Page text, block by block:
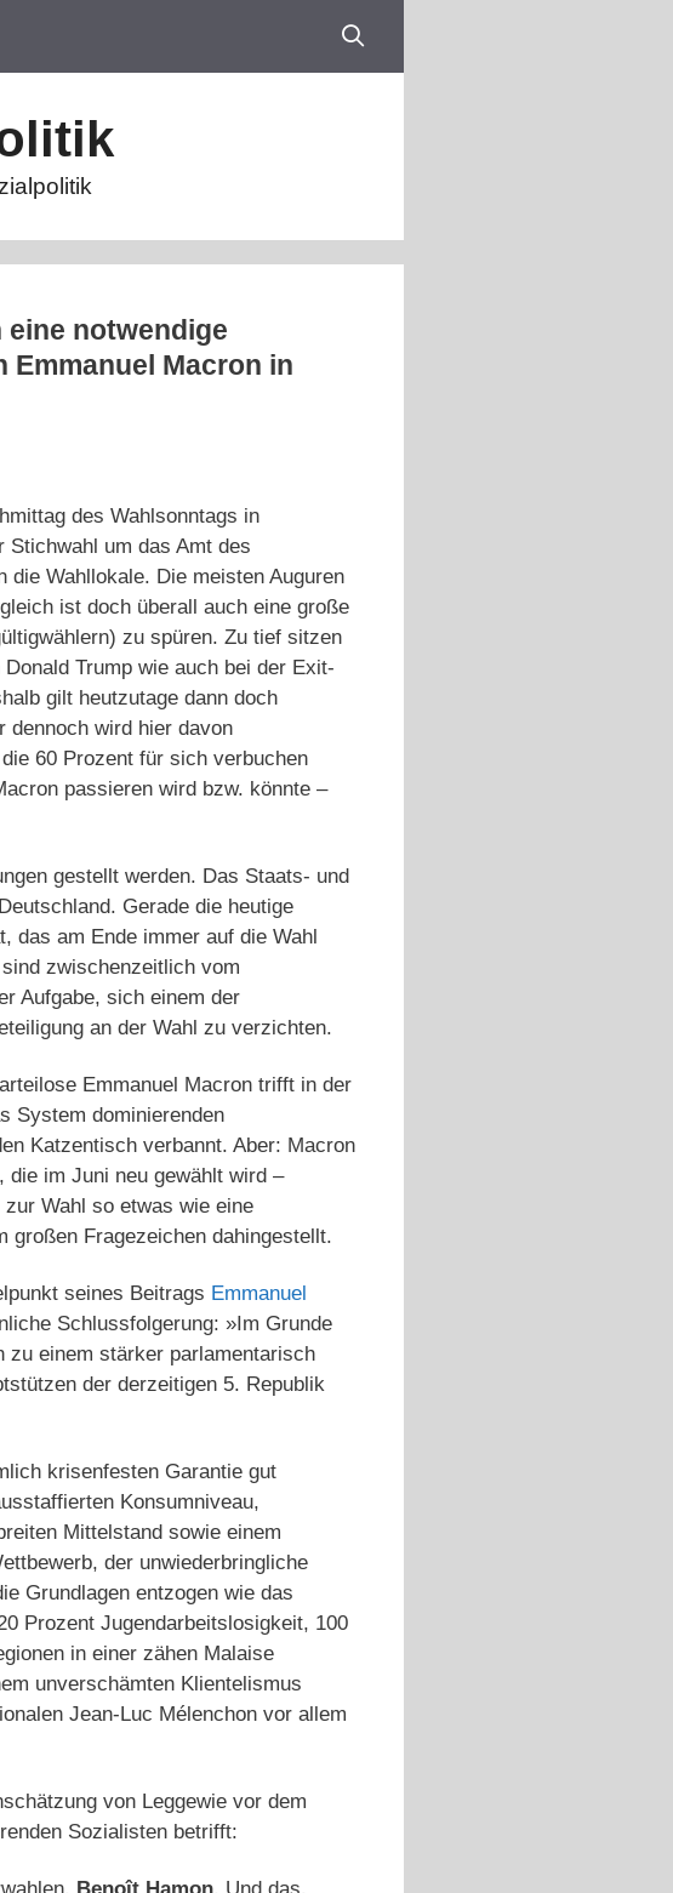
eine notwendige
Emmanuel Macron in
des Wahlsonntags in
Stichwahl um das Amt des
Wahllokale. Die meisten Auguren
ist doch überall auch eine große
zu spüren. Zu tief sitzen
Trump wie auch bei der Exit-
gilt heutzutage dann doch
dennoch wird hier davon
60 Prozent für sich verbuchen
passieren wird bzw. könnte –
gestellt werden. Das Staats- und
Gerade die heutige
das am Ende immer auf die Wahl
zwischenzeitlich vom
Aufgabe, sich einem der
an der Wahl zu verzichten.
Emmanuel Macron trifft in der
System dominierenden
Katzentisch verbannt. Aber: Macron
im Juni neu gewählt wird –
Wahl so etwas wie eine
großen Fragezeichen dahingestellt.
seines Beitrags Emmanuel
Schlussfolgerung: »Im Grunde
zu einem stärker parlamentarisch
der derzeitigen 5. Republik
krisenfesten Garantie gut
Konsumniveau,
Mittelstand sowie einem
der unwiederbringliche
Grundlagen entzogen wie das
Prozent Jugendarbeitslosigkeit, 100
in einer zähen Malaise
unverschämten Klientelismus
Jean-Luc Mélenchon vor allem
von Leggewie vor dem
Sozialisten betrifft: